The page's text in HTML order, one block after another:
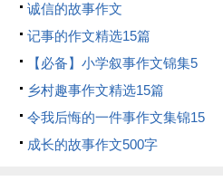
诚信的故事作文
记事的作文精选15篇
【必备】小学叙事作文锦集5
篇乡村趣事作文精选15篇
令我后悔的一件事作文集锦15
篇成长的故事作文500字